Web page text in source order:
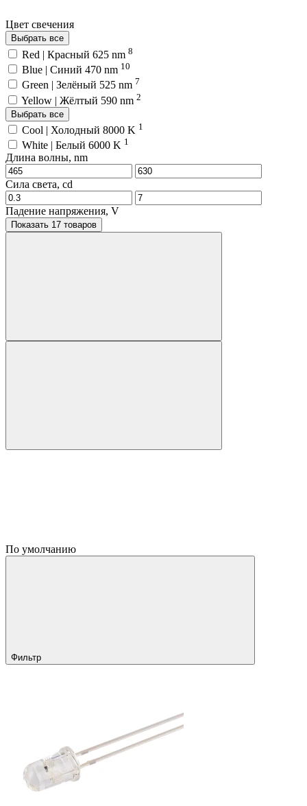
Цвет свечения
Выбрать все
Red | Красный 625 nm 8
Blue | Синий 470 nm 10
Green | Зелёный 525 nm 7
Yellow | Жёлтый 590 nm 2
Выбрать все
Cool | Холодный 8000 K 1
White | Белый 6000 K 1
Длина волны, nm
Сила света, cd
Падение напряжения, V
Показать 17 товаров
По умолчанию
Фильтр